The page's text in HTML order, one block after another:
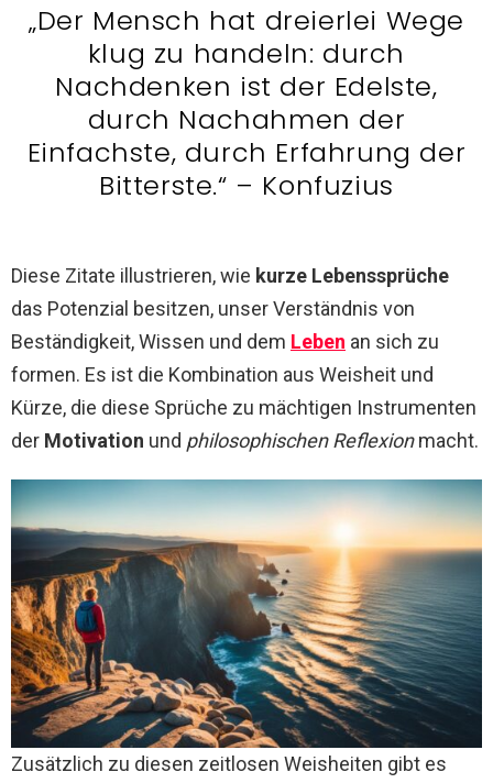
„Der Mensch hat dreierlei Wege
klug zu handeln: durch
Nachdenken ist der Edelste,
durch Nachahmen der
Einfachste, durch Erfahrung der
Bitterste.“ – Konfuzius
Diese Zitate illustrieren, wie kurze Lebenssprüche
das Potenzial besitzen, unser Verständnis von
Beständigkeit, Wissen und dem Leben an sich zu
formen. Es ist die Kombination aus Weisheit und
Kürze, die diese Sprüche zu mächtigen Instrumenten
der Motivation und philosophischen Reflexionmacht.
Zusätzlich zu diesen zeitlosen Weisheiten gibt es